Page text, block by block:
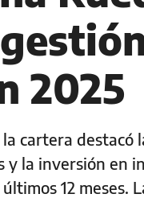
2025
cartera destacó
y la inversión en
12 meses.